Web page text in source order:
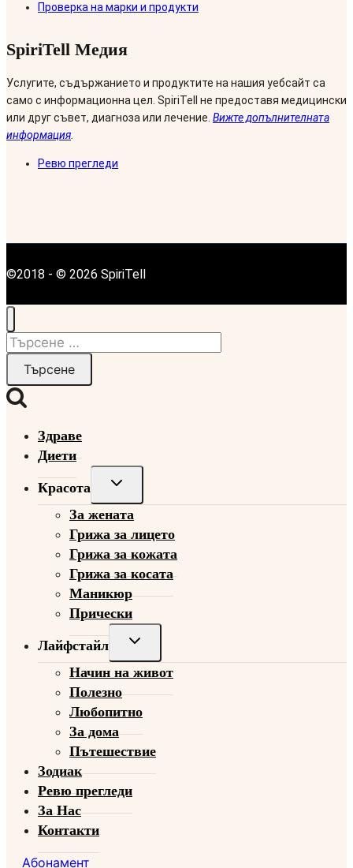
Проверка на марки и продукти
SpiriTell Медия
Услугите, съдържанието и продуктите на нашия уебсайт са
само с информационна цел. SpiriTell не предоставя медицински
или друг съвет, диагноза или лечение. Вижте допълнителната
информация.
Ревю прегледи
©2018 - © 2026 SpiriTell
Търсене
Здраве
Диети
Красота
Toggle
menu
За жената
Грижа за лицето
Грижа за кожата
Грижа за косата
Маникюр
Прически
Лайфстайл
Toggle
menu
Начин на живот
Полезно
Любопитно
За дома
Пътешествие
Зодиак
Ревю прегледи
За Нас
Контакти
Абонамент